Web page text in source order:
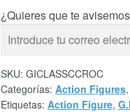
¿Quieres que te
SKU: GICLASSCCROC
Categorías: Action Figures,
Etiquetas: Action Figure,